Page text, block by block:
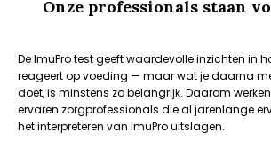
Onze professionals staan
De ImuPro test geeft waardevolle inzichten in
reageert op voeding — maar wat je daarna
doet, is minstens zo belangrijk. Daarom
ervaren zorgprofessionals die al jarenlange
het interpreteren van ImuPro uitslagen.